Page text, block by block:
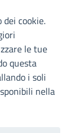
proprio sito
n°106
cookie.
le tue
questa
i soli
nella